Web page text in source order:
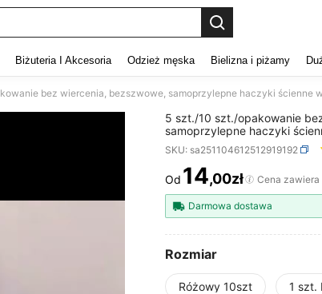
Biżuteria I Akcesoria Odzież męska Bielizna i piżamy
5 szt./10 szt./opakowanie
samoprzylepne haczyki
przechowywania na ścianie
odpowiednie do organizacji
SKU: sa251104612512919192
PRICE AND
Od 14,00zł Cena zawiera
Darmowa dostawa
Rozmiar
Różowy 10szt 1 szt.